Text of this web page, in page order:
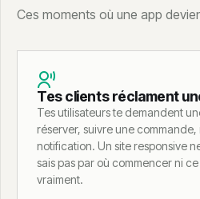
Ces moments où une app
Tes clients réclament
Tes utilisateurs te demandent
réserver, suivre une
notification. Un site responsive
sais pas par où commencer ni
vraiment.